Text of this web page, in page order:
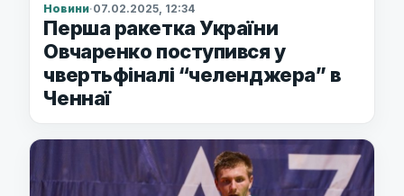
Новини·07.02.2025, 12:34
Перша ракетка України
Овчаренко поступився у
чвертьфіналі “челенджера” в
Ченнаї